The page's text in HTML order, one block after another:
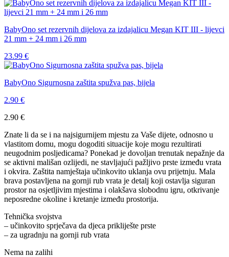
BabyOno set rezervnih dijelova za izdajalicu Megan KIT III - lijevci
21 mm + 24 mm i 26 mm
23.99 €
BabyOno Sigurnosna zaštita spužva pas, bijela
2.90 €
2.90 €
Znate li da se i na najsigurnijem mjestu za Vaše dijete, odnosno u
vlastitom domu, mogu dogoditi situacije koje mogu rezultirati
neugodnim posljedicama? Ponekad je dovoljan trenutak nepažnje da
se aktivni mališan ozlijedi, ne stavljajući pažljivo prste između vrata
i okvira. Zaštita namještaja učinkovito uklanja ovu prijetnju. Mala
brava postavljena na gornji rub vrata je detalj koji ostavlja siguran
prostor na osjetljivim mjestima i olakšava slobodnu igru, otkrivanje
neposredne okoline i kretanje između prostorija.
Tehnička svojstva
– učinkovito sprječava da djeca prikliješte prste
– za ugradnju na gornji rub vrata
Nema na zalihi